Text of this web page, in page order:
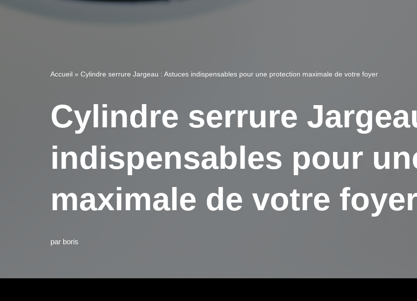
Accueil » Cylindre serrure Jargeau : Astuces indispensables pour une protection maximale de votre foyer
Cylindre serrure
indispensables pour
maximale de votre
par boris